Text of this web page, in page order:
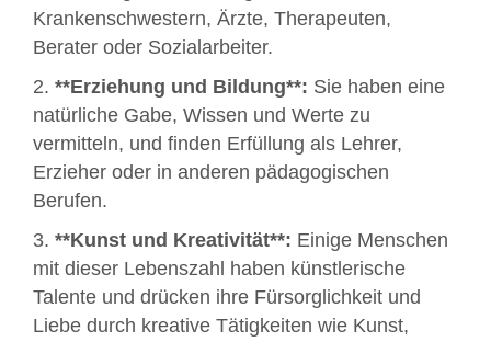
Krankenschwestern, Ärzte, Therapeuten,
Berater oder Sozialarbeiter.
2. **Erziehung und Bildung**: Sie haben eine
natürliche Gabe, Wissen und Werte zu
vermitteln, und finden Erfüllung als Lehrer,
Erzieher oder in anderen pädagogischen
Berufen.
3. **Kunst und Kreativität**: Einige Menschen
mit dieser Lebenszahl haben künstlerische
Talente und drücken ihre Fürsorglichkeit und
Liebe durch kreative Tätigkeiten wie Kunst,